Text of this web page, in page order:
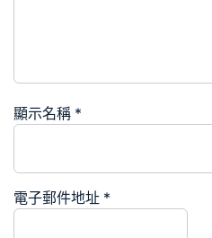
顯示名稱 *
電子郵件地址 *